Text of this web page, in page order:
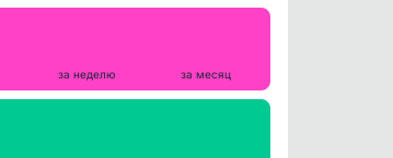
за неделю за месяц